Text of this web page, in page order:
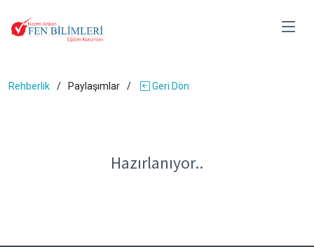
Rehberlik Paylaşımlar Geri Dön
Hazırlanıyor..